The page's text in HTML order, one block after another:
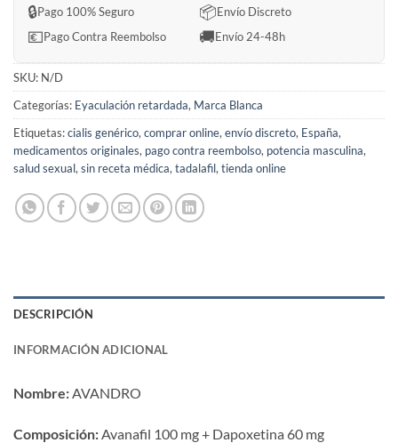
🔒Pago 100% Seguro 📦Envío Discreto
💶Pago Contra Reembolso 🚚Envío 24-48h
SKU: N/D
Categorías: Eyaculación retardada, Marca Blanca
Etiquetas:cialis genérico, comprar online, envío discreto, España,
medicamentos originales, pago contra reembolso, potencia masculina,
salud sexual, sin receta médica, tadalafil, tienda online
DESCRIPCIÓN
INFORMACIÓN ADICIONAL
Nombre:​​ AVANDRO
Composición:​​ Avanafil 100 mg + Dapoxetina 60 mg